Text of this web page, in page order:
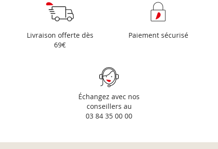
Livraison offerte dès
69€
Paiement sécurisé
Échangez avec nos
conseillers au
03 84 35 00 00